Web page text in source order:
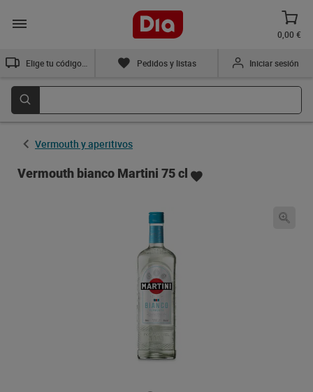
0,00 €
Pedidos y listas Iniciar sesión
Vermouth y aperitivos
Vermouth bianco Martini 75 cl